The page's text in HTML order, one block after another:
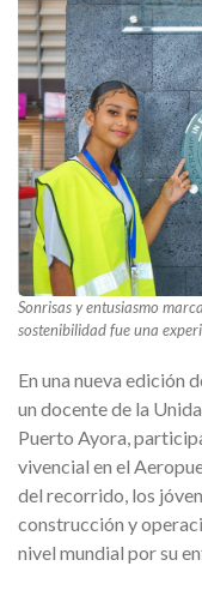
Sonrisas y entusiasmo
sostenibilidad fue una
En una nueva edición
un docente de la
Puerto Ayora,
vivencial en el
del recorrido, los
construcción y
nivel mundial por su